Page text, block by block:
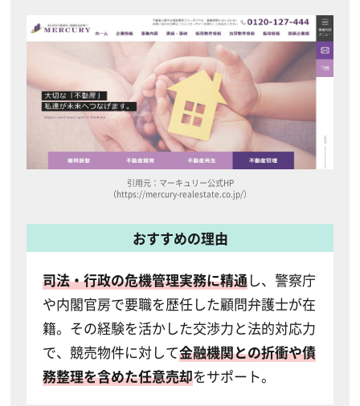
引用元：マーキュリー公式HP
（https://mercury-realestate.co.jp/）
おすすめの理由
司法・行政の危機管理実務に精通し、警察庁
や内閣官房で要職を歴任した顧問弁護士が在
籍。その経験を活かした交渉力と法的対応力
で、競売物件に対して金融機関との折衝や債
務整理を含めた任意売却をサポート。